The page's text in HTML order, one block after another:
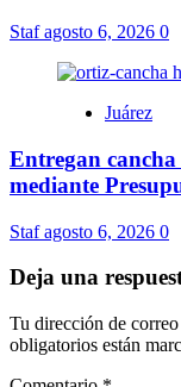
Stafagosto 6, 2026 0
Juárez
Entregan
mediante
Stafagosto 6, 2026 0
Deja una
Tu dirección de
obligatorios están